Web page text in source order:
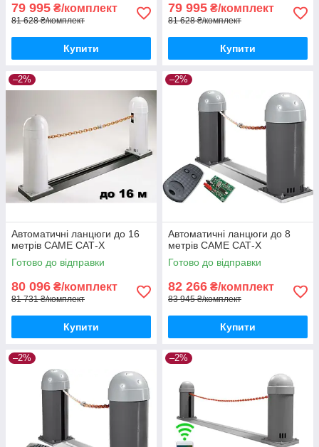
79 995 ₴/комплект
81 628 ₴/комплект
Купити
79 995 ₴/комплект
81 628 ₴/комплект
Купити
–2%
Автоматичні ланцюги до 16
метрів CAME САТ-X
Готово до відправки
80 096 ₴/комплект
81 731 ₴/комплект
Купити
–2%
Автоматичні ланцюги до 8
метрів CAME САТ-X
Готово до відправки
82 266 ₴/комплект
83 945 ₴/комплект
Купити
–2% –2%